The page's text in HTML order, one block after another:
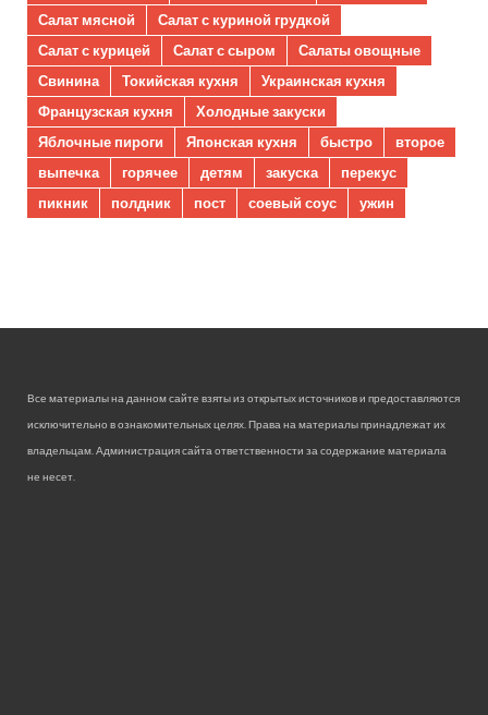
Салат мясной
Салат с куриной грудкой
Салат с курицей
Салат с сыром
Салаты овощные
Свинина
Токийская кухня
Украинская кухня
Французская кухня
Холодные закуски
Яблочные пироги
Японская кухня быстро
второе
выпечка
горячее детям закуска
перекус
пикник
полдник пост соевый соус ужин
Все материалы на данном сайте взяты из открытых источников и предоставляются
исключительно в ознакомительных целях. Права на материалы принадлежат их
владельцам. Администрация сайта ответственности за содержание материала
не несет.